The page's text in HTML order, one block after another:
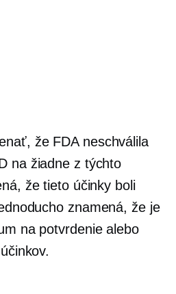
že FDA neschválila
na žiadne z týchto
že tieto účinky boli
znamená, že je
na potvrdenie alebo